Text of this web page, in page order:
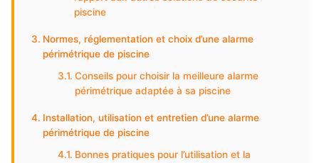
piscine
Normes, réglementation et choix d’une alarme
périmétrique de piscine
Conseils pour choisir la meilleure alarme
périmétrique adaptée à sa piscine
Installation, utilisation et entretien d’une alarme
périmétrique de piscine
Bonnes pratiques pour l’utilisation et la